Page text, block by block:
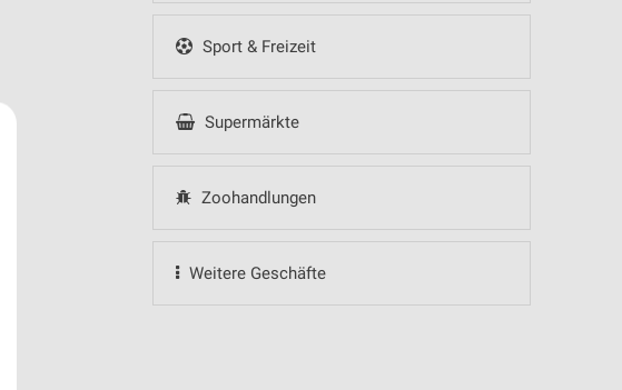
Sport & Freizeit
Supermärkte
Zoohandlungen
Weitere Geschäfte